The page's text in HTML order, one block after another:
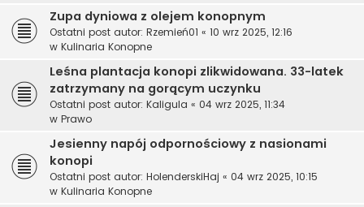
Zupa dyniowa z olejem konopnym
Ostatni post autor: Rzemień01 « 10 wrz 2025, 12:16
w Kulinaria Konopne
Leśna plantacja konopi zlikwidowana. 33-latek
zatrzymany na gorącym uczynku
Ostatni post autor: Kaligula « 04 wrz 2025, 11:34
w Prawo
Jesienny napój odpornościowy z nasionami
konopi
Ostatni post autor: HolenderskiHaj « 04 wrz 2025, 10:15
w Kulinaria Konopne